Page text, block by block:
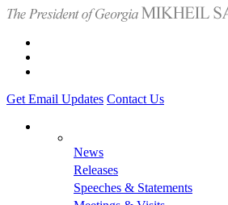
Get Email Updates Contact Us
News
Releases
Speeches & Statements